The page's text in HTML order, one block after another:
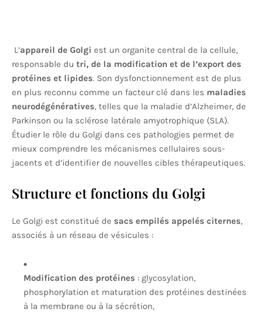
L’appareil de Golgi est un organite central de la cellule,
responsable du tri, de la modification et de l’export des
protéines et lipides. Son dysfonctionnement est de plus
en plus reconnu comme un facteur clé dans les maladies
neurodégénératives, telles que la maladie d’Alzheimer, de
Parkinson ou la sclérose latérale amyotrophique (SLA).
Étudier le rôle du Golgi dans ces pathologies permet de
mieux comprendre les mécanismes cellulaires sous-
jacents et d’identifier de nouvelles cibles thérapeutiques.
Structure et fonctions du Golgi
Le Golgi est constitué de sacs empilés appelés citernes,
associés à un réseau de vésicules :
Modification des protéines : glycosylation,
phosphorylation et maturation des protéines destinées
à la membrane ou à la sécrétion,